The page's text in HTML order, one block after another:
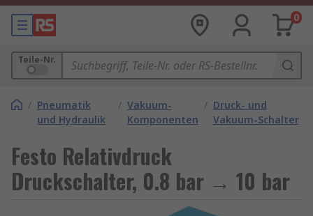
0
Teile-Nr.
/ Pneumatik
und Hydraulik
/ Vakuum-
Komponenten
/ Druck- und
Vakuum-Schalter
Festo Relativdruck
Druckschalter, 0.8 bar → 10 bar